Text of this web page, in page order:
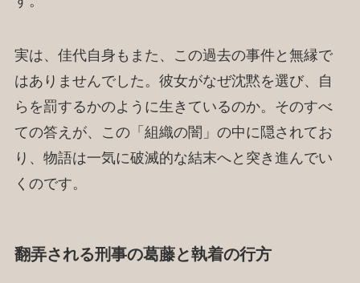
実は、佳代自身もまた、この過去の事件と無縁で
はありませんでした。彼女がなぜ沈黙を選び、自
らを罰するかのように生きているのか。そのすべ
ての答えが、この「組織の闇」の中に隠されてお
り、物語は一気に破滅的な結末へと突き進んでい
くのです。
翻弄される刑事の葛藤と執着の行方